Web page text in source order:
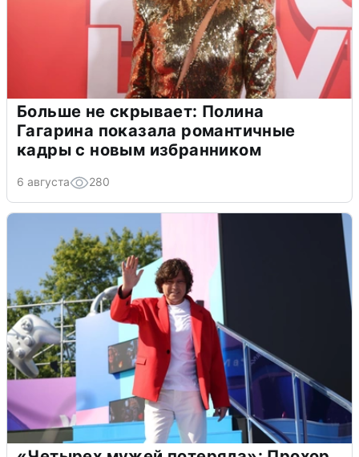
Больше не скрывает: Полина
Гагарина показала романтичные
кадры с новым избранником
6 августа 280